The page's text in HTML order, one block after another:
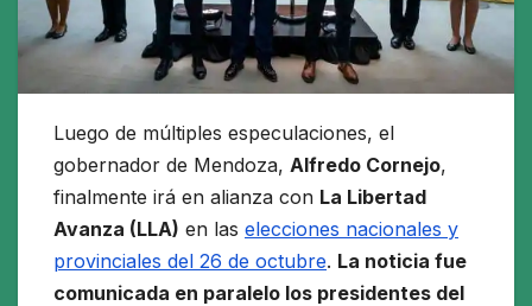
Luego de múltiples especulaciones, el
gobernador de Mendoza, Alfredo Cornejo,
finalmente irá en alianza con La Libertad
Avanza (LLA) en las elecciones nacionales y
provinciales del 26 de octubre. La noticia fue
comunicada en paralelo los presidentes del